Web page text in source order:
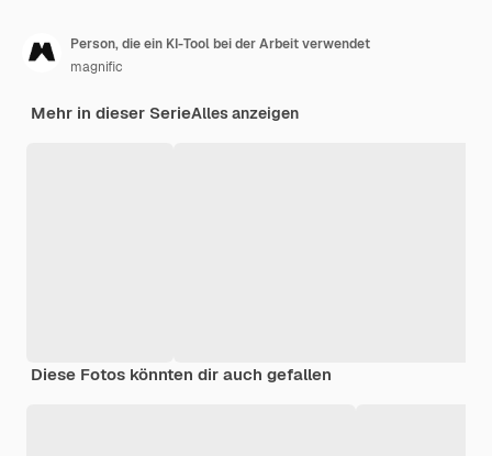
Person, die ein KI-Tool bei der Arbeit verwendet
magnific
Mehr in dieser SerieAlles anzeigen
Diese Fotos könnten dir auch gefallen